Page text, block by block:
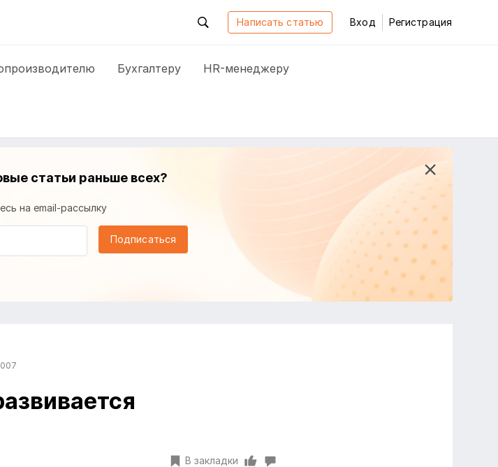
Написать статью Вход Регистрация
Бухгалтеру HR-менеджеру
статьи раньше всех?
на email-рассылку
Подписаться
В закладки